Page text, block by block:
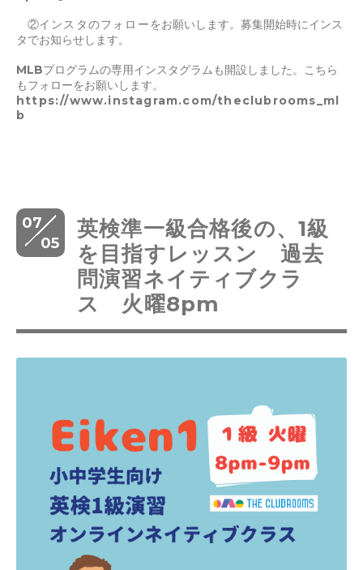
②インスタのフォローをお願いします。募集開始時にインス
タでお知らせします。
MLBプログラムの専用インスタグラムも開設しました。こちら
もフォローをお願いします。
https://www.instagram.com/theclubrooms_ml
b
07
05
英検準一級合格後の、1級
を目指すレッスン 過去
問演習ネイティブクラ
ス 火曜8pm